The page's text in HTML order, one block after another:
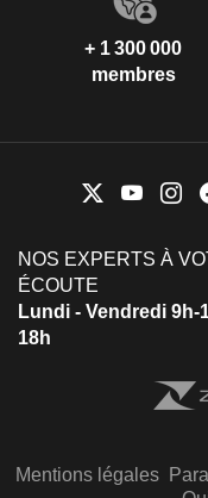
+ 1 300 000
membres
NOS EXPERTS À
ÉCOUTE
Lundi - Vendredi 9h-
18h
Mentions légales